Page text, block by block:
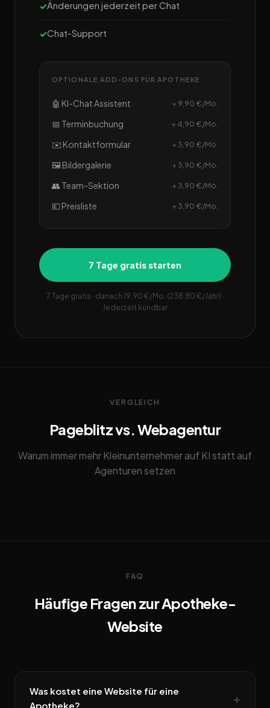
Änderungen jederzeit per Chat
Chat-Support
OPTIONALE ADD-ONS FÜR APOTHEKE
🤖 KI-Chat Assistent + 9,90 €/Mo.
📅 Terminbuchung + 4,90 €/Mo.
✉️ Kontaktformular + 3,90 €/Mo.
🖼️ Bildergalerie + 3,90 €/Mo.
👥 Team-Sektion + 3,90 €/Mo.
💶 Preisliste + 3,90 €/Mo.
7 Tage gratis starten
7 Tage gratis · danach 19,90 €/Mo. (238,80 €/Jahr) ·
Jederzeit kündbar
VERGLEICH
Pageblitz vs. Webagentur
Warum immer mehr Kleinunternehmer auf KI statt auf
Agenturen setzen
FAQ
Häufige Fragen zur Apotheke-
Website
Was kostet eine Website für eine
Apotheke?